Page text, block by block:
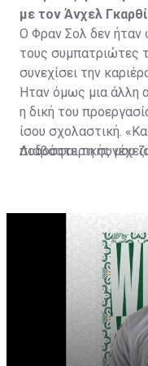
με τον Άνχελ
Ο Φραν Σολ δεν ήταν
τους συμπατριώτες
συνεχίσει την
Ήταν όμως μια άλλη
η δική του
ίσου σχολαστική.
ποδοσφαιρικής μου
31χρονος άσος.
Διαβάστε τη